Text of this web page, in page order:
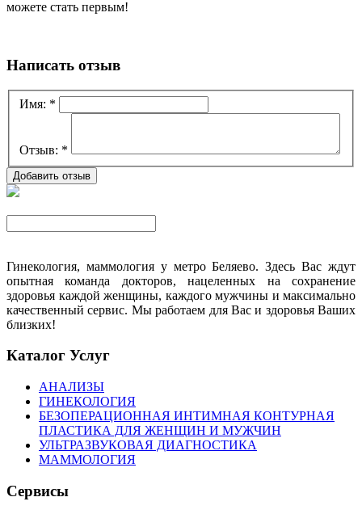
можете стать первым!
Написать отзыв
Имя: *
Отзыв: *
Гинекология, маммология у метро Беляево. Здесь Вас ждут
опытная команда докторов, нацеленных на сохранение
здоровья каждой женщины, каждого мужчины и максимально
качественный сервис. Мы работаем для Вас и здоровья Ваших
близких!
Каталог Услуг
АНАЛИЗЫ
ГИНЕКОЛОГИЯ
БЕЗОПЕРАЦИОННАЯ ИНТИМНАЯ КОНТУРНАЯ
ПЛАСТИКА ДЛЯ ЖЕНЩИН И МУЖЧИН
УЛЬТРАЗВУКОВАЯ ДИАГНОСТИКА
МАММОЛОГИЯ
Сервисы